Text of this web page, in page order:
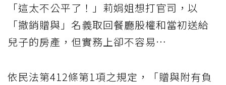
「這太不公平了！」莉娟姐想打官司，以
「撤銷贈與」名義取回餐廳股權和當初送給
兒子的房產，但實務上卻不容易…
依民法第412條第1項之規定，「贈與附有負